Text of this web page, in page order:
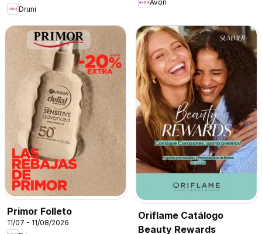
Druni
Avon
Primor Folleto
11/07 - 11/08/2026
Oriflame Catálogo
Beauty Rewards